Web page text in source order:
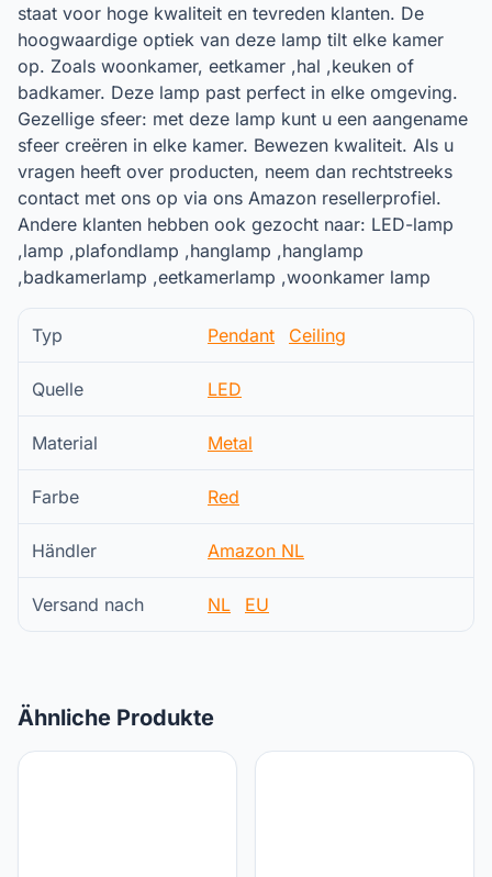
staat voor hoge kwaliteit en tevreden klanten. De
hoogwaardige optiek van deze lamp tilt elke kamer
op. Zoals woonkamer, eetkamer ,hal ,keuken of
badkamer. Deze lamp past perfect in elke omgeving.
Gezellige sfeer: met deze lamp kunt u een aangename
sfeer creëren in elke kamer. Bewezen kwaliteit. Als u
vragen heeft over producten, neem dan rechtstreeks
contact met ons op via ons Amazon resellerprofiel.
Andere klanten hebben ook gezocht naar: LED-lamp
,lamp ,plafondlamp ,hanglamp ,hanglamp
,badkamerlamp ,eetkamerlamp ,woonkamer lamp
Typ Pendant Ceiling
Quelle LED
Material Metal
Farbe Red
Händler Amazon NL
Versand nach NL EU
Ähnliche Produkte